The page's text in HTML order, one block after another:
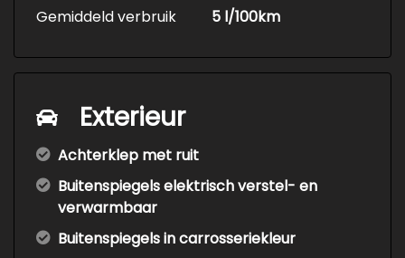
Gemiddeld verbruik
5 l/100km
Exterieur
Achterklep met ruit
Buitenspiegels elektrisch verstel- en
verwarmbaar
Buitenspiegels in carrosseriekleur